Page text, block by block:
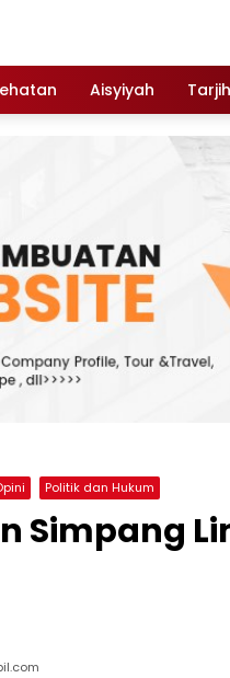
Aisyiyah Tarjih
Politik dan Hukum
Simpang